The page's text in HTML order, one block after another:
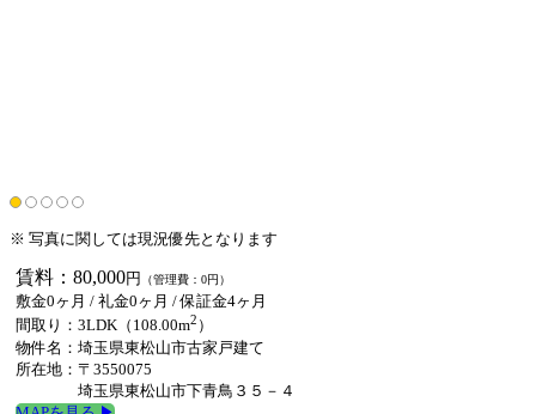
※ 写真に関しては現況優先となります
賃料：80,000円 （管理費：0円）
敷金0ヶ月 / 礼金0ヶ月 / 保証金4ヶ月
間取り：3LDK（108.00m2 ）
物件名：埼玉県東松山市古家戸建て
所在地：〒3550075
埼玉県東松山市下青鳥３５－４